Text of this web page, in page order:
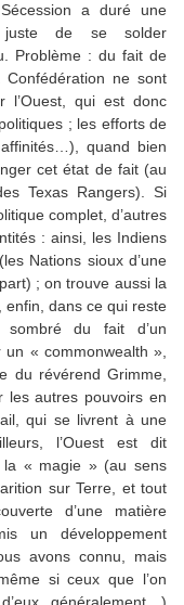
a duré une
juste de se solder
Problème : du fait de
ne sont
l’Ouest, qui est donc
; les efforts de
quand bien
cet état de fait (au
Texas Rangers). Si
complet, d’autres
: ainsi, les Indiens
Nations sioux d’une
; on trouve aussi la
enfin, dans ce qui reste
du fait d’un
« commonwealth »,
du révérend Grimme,
les autres pouvoirs en
qui se livrent à une
l’Ouest est dit
« magie » (au sens
sur Terre, et tout
d’une matière
un développement
avons connu, mais
si ceux que l’on